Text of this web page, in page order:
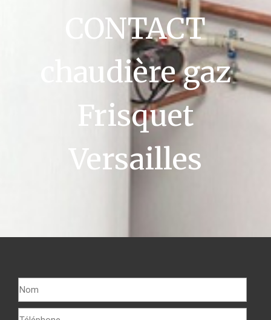
CONTACT
chaudière gaz
Frisquet
Versailles